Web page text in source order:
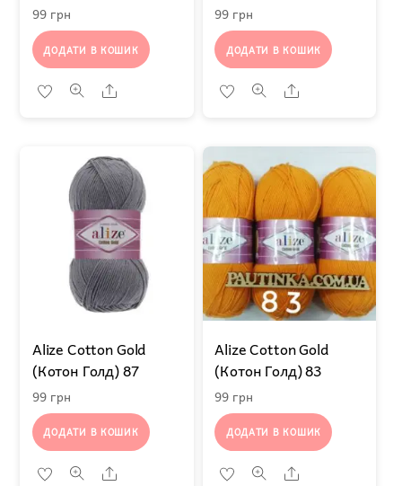
99 грн
ДОДАТИ В КОШИК
Share
99 грн
ДОДАТИ В КОШИК
Share
Alize Cotton Gold
(Котон Голд) 87
99 грн
ДОДАТИ В КОШИК
Share
Alize Cotton Gold
(Котон Голд) 83
99 грн
ДОДАТИ В КОШИК
Share